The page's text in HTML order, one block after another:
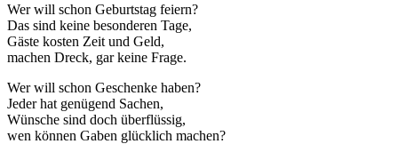
Wer will schon Geburtstag feiern?
Das sind keine besonderen Tage,
Gäste kosten Zeit und Geld,
machen Dreck, gar keine Frage.
Wer will schon Geschenke haben?
Jeder hat genügend Sachen,
Wünsche sind doch überflüssig,
wen können Gaben glücklich machen?